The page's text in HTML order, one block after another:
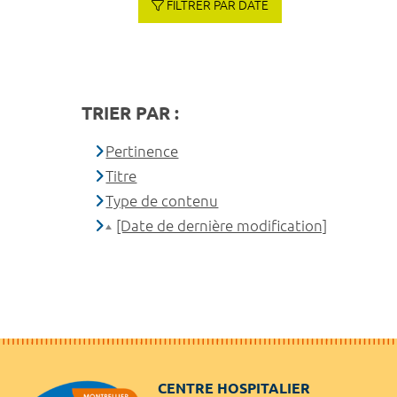
FILTRER PAR DATE
TRIER PAR :
Pertinence
Titre
Type de contenu
[Date de dernière modification]
CENTRE HOSPITALIER